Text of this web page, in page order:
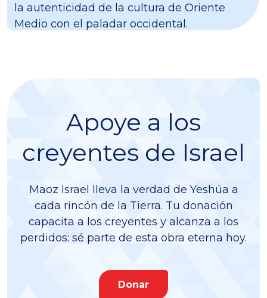
la autenticidad de la cultura de Oriente
Medio con el paladar occidental.
Apoye a los
creyentes de Israel
Maoz Israel lleva la verdad de Yeshúa a
cada rincón de la Tierra. Tu donación
capacita a los creyentes y alcanza a los
perdidos: sé parte de esta obra eterna hoy.
Donar